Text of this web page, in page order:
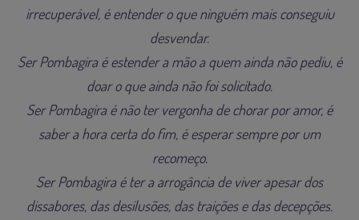
irrecuperável, é entender o que ninguém mais conseguiu
desvendar.
Ser Pombagira é estender a mão a quem ainda não pediu, é
doar o que ainda não foi solicitado.
Ser Pombagira é não ter vergonha de chorar por amor, é
saber a hora certa do fim, é esperar sempre por um
recomeço.
Ser Pombagira é ter a arrogância de viver apesar dos
dissabores, das desilusões, das traições e das decepções.